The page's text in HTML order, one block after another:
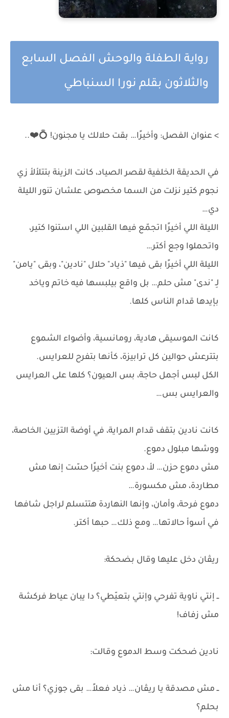
رواية الطفلة والوحش الفصل السابع
والثلاثون بقلم نورا السنباطي
> عنوان الفصل: وأخيرًا… بقت حلالك يا مجنون! 💍❤️..
في الحديقة الخلفية لقصر الصياد، كانت الزينة بتتلألأ زي
نجوم كتير نزلت من السما مخصوص علشان تنور الليلة
دي…
الليلة اللي أخيرًا اتجمّع فيها القلبين اللي استنوا كتير،
واتحملوا وجع أكتر…
الليلة اللي أخيرًا بقى فيها "ذياد" حلال "نادين"، وبقى "يامن"
لِـ "ندى" مش حلم… بل واقع بيلبسها فيه خاتم وياخد
بإيدها قدام الناس كلها.
كانت الموسيقى هادية، رومانسية، وأضواء الشموع
بتترعش حوالين كل ترابيزة، كأنها بتفرح للعرايس.
الكل لبس أجمل حاجة، بس العيون؟ كلها على العرايس
والعرايس بس…
كانت نادين بتقف قدام المراية، في أوضة التزيين الخاصة،
ووشها مبلول دموع.
مش دموع حزن… لأ، دموع بنت أخيرًا حسّت إنها مش
مطاردة، مش مكسورة…
دموع فرحة، وأمان، وإنها النهاردة هتتسلم لراجل شافها
في أسوأ حالاتها… ومع ذلك… حبها أكتر.
ريڤان دخل عليها وقال بضحكة:
ــ إنتي ناوية تفرحي وإنتي بتعيّطي؟ دا يبان عياط فركشة
مش زفاف!
نادين ضحكت وسط الدموع وقالت:
ــ مش مصدقة يا ريڤان… ذياد فعلاً… بقى جوزي؟ أنا مش
بحلم؟